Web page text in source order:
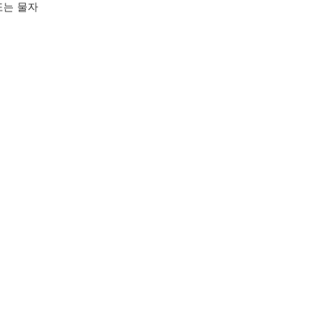
는 물자